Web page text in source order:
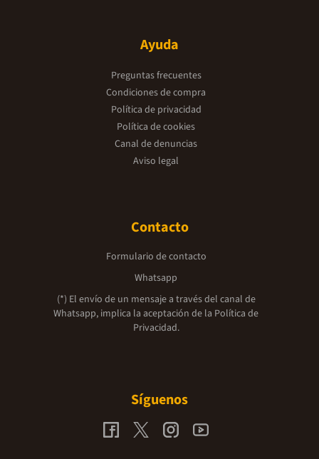
Ayuda
Preguntas frecuentes
Condiciones de compra
Política de privacidad
Política de cookies
Canal de denuncias
Aviso legal
Contacto
Formulario de contacto
Whatsapp
(*) El envío de un mensaje a través del canal de
Whatsapp, implica la aceptación de la Política de
Privacidad.
Síguenos